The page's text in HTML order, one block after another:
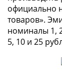
(1854-
1881)
официально
товаров».
номиналы 1,
5, 10 и 25